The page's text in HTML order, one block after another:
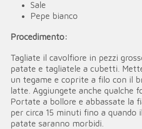
Sale
Pepe bianco
Procedimento:
Tagliate il cavolfiore in pezzi
patate e tagliatele a cubetti.
un tegame e coprite a filo con il
latte. Aggiungete anche qualche
Portate a bollore e abbassate la
per circa 15 minuti fino a quando
patate saranno morbidi.